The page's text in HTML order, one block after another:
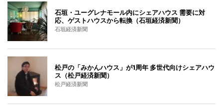
石垣・ユーグレナモール内にシェアハウス 需要に対
応、ゲストハウスから転換（石垣経済新聞）
石垣経済新聞
松戸の「みかんハウス」が1周年 多世代向けシェアハウ
ス（松戸経済新聞）
松戸経済新聞